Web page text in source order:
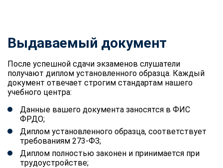
Выдаваемый документ
После успешной сдачи экзаменов слушатели
получают диплом установленного образца. Каждый
документ отвечает строгим стандартам нашего
учебного центра:
Данные вашего документа заносятся в ФИС
ФРДО;
Диплом установленного образца, соответствует
требованиям 273-ФЗ;
Диплом полностью законен и принимается при
трудоустройстве;